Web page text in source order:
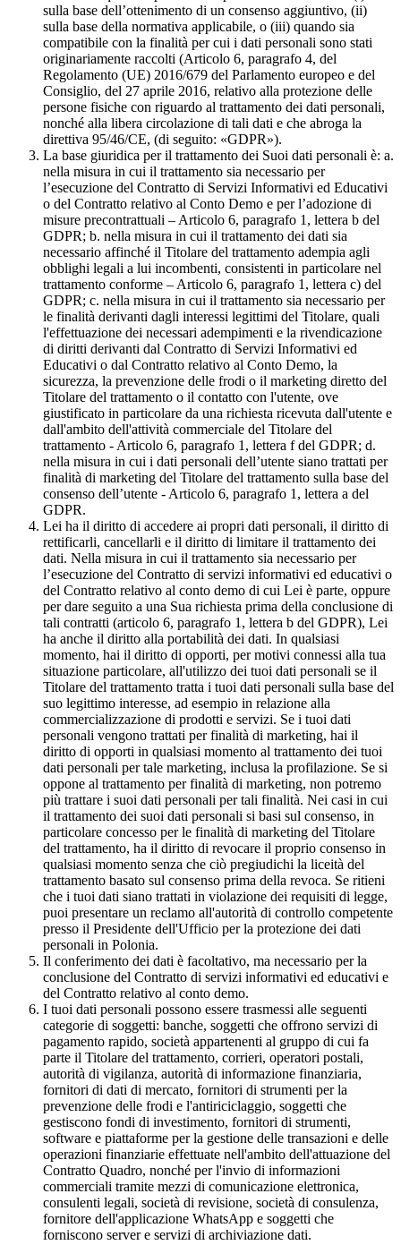
sulla base dell’ottenimento di un consenso aggiuntivo, (ii)
sulla base della normativa applicabile, o (iii) quando sia
compatibile con la finalità per cui i dati personali sono stati
originariamente raccolti (Articolo 6, paragrafo 4, del
Regolamento (UE) 2016/679 del Parlamento europeo e del
Consiglio, del 27 aprile 2016, relativo alla protezione delle
persone fisiche con riguardo al trattamento dei dati personali,
nonché alla libera circolazione di tali dati e che abroga la
direttiva 95/46/CE, (di seguito: «GDPR»).
La base giuridica per il trattamento dei Suoi dati personali è: a.
nella misura in cui il trattamento sia necessario per
l’esecuzione del Contratto di Servizi Informativi ed Educativi
o del Contratto relativo al Conto Demo e per l’adozione di
misure precontrattuali – Articolo 6, paragrafo 1, lettera b del
GDPR; b. nella misura in cui il trattamento dei dati sia
necessario affinché il Titolare del trattamento adempia agli
obblighi legali a lui incombenti, consistenti in particolare nel
trattamento conforme – Articolo 6, paragrafo 1, lettera c) del
GDPR; c. nella misura in cui il trattamento sia necessario per
le finalità derivanti dagli interessi legittimi del Titolare, quali
l'effettuazione dei necessari adempimenti e la rivendicazione
di diritti derivanti dal Contratto di Servizi Informativi ed
Educativi o dal Contratto relativo al Conto Demo, la
sicurezza, la prevenzione delle frodi o il marketing diretto del
Titolare del trattamento o il contatto con l'utente, ove
giustificato in particolare da una richiesta ricevuta dall'utente e
dall'ambito dell'attività commerciale del Titolare del
trattamento - Articolo 6, paragrafo 1, lettera f del GDPR; d.
nella misura in cui i dati personali dell’utente siano trattati per
finalità di marketing del Titolare del trattamento sulla base del
consenso dell’utente - Articolo 6, paragrafo 1, lettera a del
GDPR.
Lei ha il diritto di accedere ai propri dati personali, il diritto di
rettificarli, cancellarli e il diritto di limitare il trattamento dei
dati. Nella misura in cui il trattamento sia necessario per
l’esecuzione del Contratto di servizi informativi ed educativi o
del Contratto relativo al conto demo di cui Lei è parte, oppure
per dare seguito a una Sua richiesta prima della conclusione di
tali contratti (articolo 6, paragrafo 1, lettera b del GDPR), Lei
ha anche il diritto alla portabilità dei dati. In qualsiasi
momento, hai il diritto di opporti, per motivi connessi alla tua
situazione particolare, all'utilizzo dei tuoi dati personali se il
Titolare del trattamento tratta i tuoi dati personali sulla base del
suo legittimo interesse, ad esempio in relazione alla
commercializzazione di prodotti e servizi. Se i tuoi dati
personali vengono trattati per finalità di marketing, hai il
diritto di opporti in qualsiasi momento al trattamento dei tuoi
dati personali per tale marketing, inclusa la profilazione. Se si
oppone al trattamento per finalità di marketing, non potremo
più trattare i suoi dati personali per tali finalità. Nei casi in cui
il trattamento dei suoi dati personali si basi sul consenso, in
particolare concesso per le finalità di marketing del Titolare
del trattamento, ha il diritto di revocare il proprio consenso in
qualsiasi momento senza che ciò pregiudichi la liceità del
trattamento basato sul consenso prima della revoca. Se ritieni
che i tuoi dati siano trattati in violazione dei requisiti di legge,
puoi presentare un reclamo all'autorità di controllo competente
presso il Presidente dell'Ufficio per la protezione dei dati
personali in Polonia.
Il conferimento dei dati è facoltativo, ma necessario per la
conclusione del Contratto di servizi informativi ed educativi e
del Contratto relativo al conto demo.
I tuoi dati personali possono essere trasmessi alle seguenti
categorie di soggetti: banche, soggetti che offrono servizi di
pagamento rapido, società appartenenti al gruppo di cui fa
parte il Titolare del trattamento, corrieri, operatori postali,
autorità di vigilanza, autorità di informazione finanziaria,
fornitori di dati di mercato, fornitori di strumenti per la
prevenzione delle frodi e l'antiriciclaggio, soggetti che
gestiscono fondi di investimento, fornitori di strumenti,
software e piattaforme per la gestione delle transazioni e delle
operazioni finanziarie effettuate nell'ambito dell'attuazione del
Contratto Quadro, nonché per l'invio di informazioni
commerciali tramite mezzi di comunicazione elettronica,
consulenti legali, società di revisione, società di consulenza,
fornitore dell'applicazione WhatsApp e soggetti che
forniscono server e servizi di archiviazione dati.